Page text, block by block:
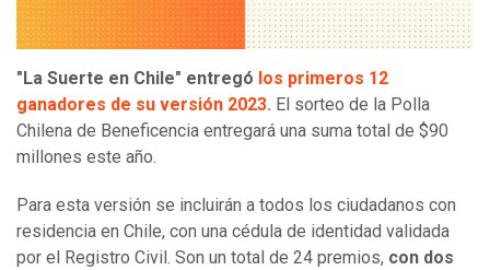
"La Suerte en Chile" entregó los primeros 12
ganadores de su versión 2023. El sorteo de la Polla
Chilena de Beneficencia entregará una suma total de $90
millones este año.
Para esta versión se incluirán a todos los ciudadanos con
residencia en Chile, con una cédula de identidad validada
por el Registro Civil. Son un total de 24 premios, con dos